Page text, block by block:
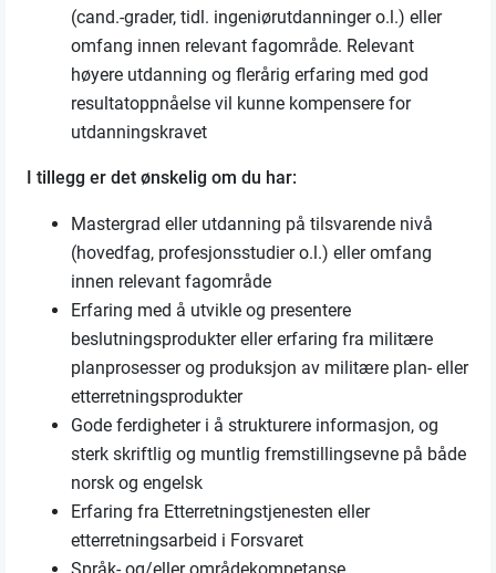
(cand.-grader, tidl. ingeniørutdanninger o.l.) eller
omfang innen relevant fagområde. Relevant
høyere utdanning og flerårig erfaring med god
resultatoppnåelse vil kunne kompensere for
utdanningskravet
I tillegg er det ønskelig om du har:
Mastergrad eller utdanning på tilsvarende nivå
(hovedfag, profesjonsstudier o.l.) eller omfang
innen relevant fagområde
Erfaring med å utvikle og presentere
beslutningsprodukter eller erfaring fra militære
planprosesser og produksjon av militære plan- eller
etterretningsprodukter
Gode ferdigheter i å strukturere informasjon, og
sterk skriftlig og muntlig fremstillingsevne på både
norsk og engelsk
Erfaring fra Etterretningstjenesten eller
etterretningsarbeid i Forsvaret